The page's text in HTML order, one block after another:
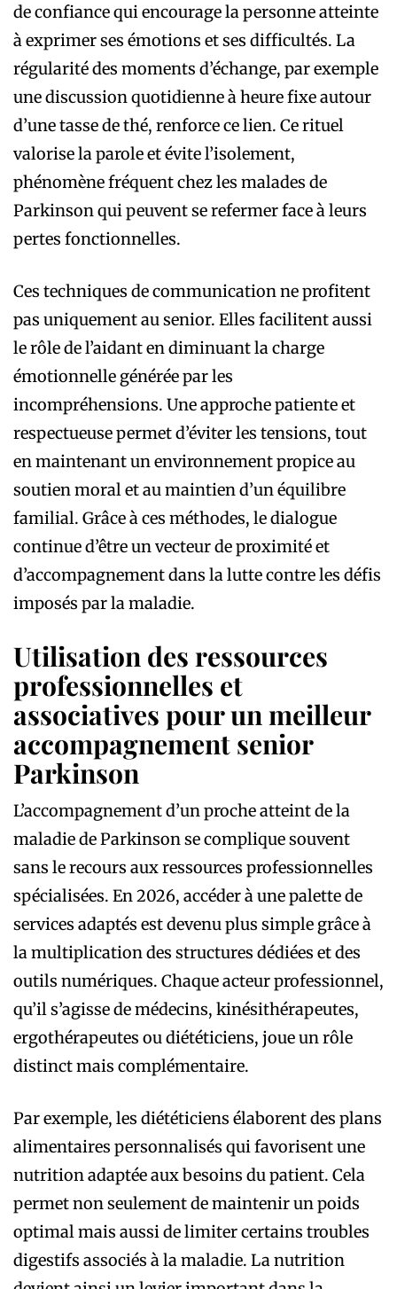
de confiance qui encourage la personne atteinte
à exprimer ses émotions et ses difficultés. La
régularité des moments d’échange, par exemple
une discussion quotidienne à heure fixe autour
d’une tasse de thé, renforce ce lien. Ce rituel
valorise la parole et évite l’isolement,
phénomène fréquent chez les malades de
Parkinson qui peuvent se refermer face à leurs
pertes fonctionnelles.
Ces techniques de communication ne profitent
pas uniquement au senior. Elles facilitent aussi
le rôle de l’aidant en diminuant la charge
émotionnelle générée par les
incompréhensions. Une approche patiente et
respectueuse permet d’éviter les tensions, tout
en maintenant un environnement propice au
soutien moral et au maintien d’un équilibre
familial. Grâce à ces méthodes, le dialogue
continue d’être un vecteur de proximité et
d’accompagnement dans la lutte contre les défis
imposés par la maladie.
Utilisation des ressources
professionnelles et
associatives pour un meilleur
accompagnement senior
Parkinson
L’accompagnement d’un proche atteint de la
maladie de Parkinson se complique souvent
sans le recours aux ressources professionnelles
spécialisées. En 2026, accéder à une palette de
services adaptés est devenu plus simple grâce à
la multiplication des structures dédiées et des
outils numériques. Chaque acteur professionnel,
qu’il s’agisse de médecins, kinésithérapeutes,
ergothérapeutes ou diététiciens, joue un rôle
distinct mais complémentaire.
Par exemple, les diététiciens élaborent des plans
alimentaires personnalisés qui favorisent une
nutrition adaptée aux besoins du patient. Cela
permet non seulement de maintenir un poids
optimal mais aussi de limiter certains troubles
digestifs associés à la maladie. La nutrition